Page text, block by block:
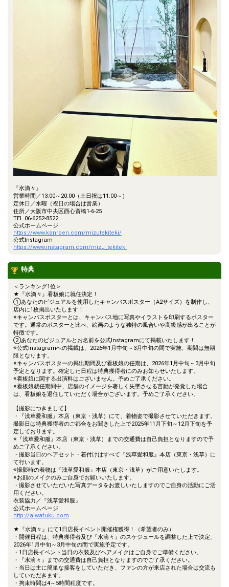
『水滴々』
営業時間／13:00～20:00（土日祝は11:00～）
定休日／水曜（祝日の場合は営業）
住所／大阪市中央区西心斎橋1-6-25
TEL.06-6252-8522
公式ホームページ
https://www.kanroen.com/mizutekiteki/
公式Instagram
https://www.instagram.com/mizu_tekiteki
特典
＜ランキング1位＞
★『水滴々』看板娘に就任決定！
①あなたのビジュアルを使用したキャンバスポスター（A2サイズ）を制作し、
店内に1枚掲出いたします！
※キャンバスポスターとは、キャンバス地に写真やイラストを印刷するポスター
です。通常のポスターと比べ、絵画のような独特の風合いや高級感が出ることが
特徴です。
②あなたのビジュアルとお名前を公式Instagramにて掲載いたします！
※公式Instagramへの掲載は、2026年1月中旬～3月中旬の間で実施、期間は無期
限となります。
※キャンバスポスターの掲出期間及び看板娘の任期は、2026年1月中旬～3月中旬
予定となります。確定した日程は特典獲得者にのみお知らせいたします。
※看板娘に関する出演料はございません。予めご了承ください。
※看板娘就任期間中、店舗のイメージを著しく失墜させる言動が発覚した場合
は、看板娘を退任していただく場合がございます。予めご了承ください。
【撮影につきまして】
・『浅草愛和服』本店（東京・浅草）にて、着物姿で撮影させていただきます。
撮影日は特典獲得者のご都合をお聞きした上で2025年11月下旬～12月下旬を予
定しております。
※『浅草愛和服』本店（東京・浅草）までの交通費は自己負担となりますので予
めご了承ください。
・撮影当日のヘアセット・着付けはすべて『浅草愛和服』本店（東京・浅草）に
て行います。
※撮影時の着物は『浅草愛和服』本店（東京・浅草）がご用意いたします。
※お顔のメイクのみご自身でお願いいたします。
・撮影させていただいた写真データをお渡しいたしますのでご自身の活動にご活
用ください。
衣装協力／『浅草愛和服』
公式ホームページ
http://aiwafuku.com
★『水滴々』にて1日店長イベント開催権獲得！（希望者のみ）
・開催日程は、特典獲得者及び『水滴々』のスケジュールを調整した上で決定、
2026年1月中旬～3月中旬の間で実施予定です。
・1日店長イベント当日の衣装及びヘアメイクはご自身でご準備ください。
・『水滴々』までの交通費は自己負担となりますのでご了承ください。
・当日は主に簡単な接客をしていただき、ファンの方が来店された場合は交流も
していただきます。
・拘束時間は4～5時間程度です。